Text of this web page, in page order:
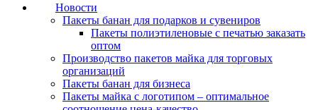
Новости
Пакеты банан для подарков и сувениров
Пакеты полиэтиленовые с печатью заказать
оптом
Производство пакетов майка для торговых
организаций
Пакеты банан для бизнеса
Пакеты майка с логотипом – оптимальное